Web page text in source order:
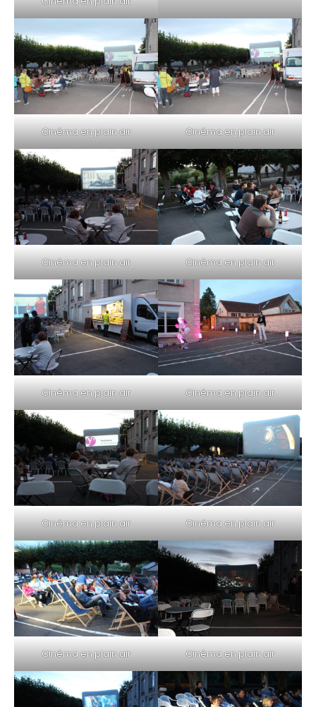
Cinéma en plain air Cinéma en plain air
Cinéma en plain air Cinéma en plain air
Cinéma en plain air Cinéma en plain air
Cinéma en plain air Cinéma en plain air
Cinéma en plain air Cinéma en plain air